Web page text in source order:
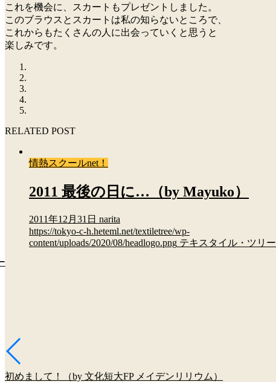
これを機会に、スカートもプレゼントしました。
このブラウスとスカートは私の知らないところで、
これからもたくさんの人に出会っていくと思うと
楽しみです。
RELATED POST
情熱スクールnet！
2011 最後の日に…（by Mayuko）
2011年12月31日 narita
https://tokyo-c-h.heteml.net/textiletree/wp-
content/uploads/2020/08/headlogo.png テキスタイル・ツリー
初めまして！（by 文化短大FP メイデンリリウム）